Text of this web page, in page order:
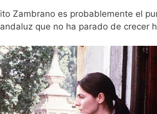
Zambrano es probablemente el
que no ha parado de crecer